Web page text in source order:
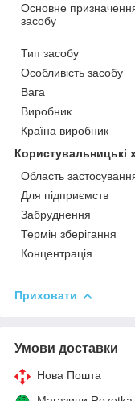
Основне
засобу
Тип засобу
Особливість засобу
Вага
Виробник
Країна виробник
Користувальницькі
Область
Для підприємств
Забруднення
Термін зберігання
Концентрація
Приховати
Умови доставки
Нова Пошта